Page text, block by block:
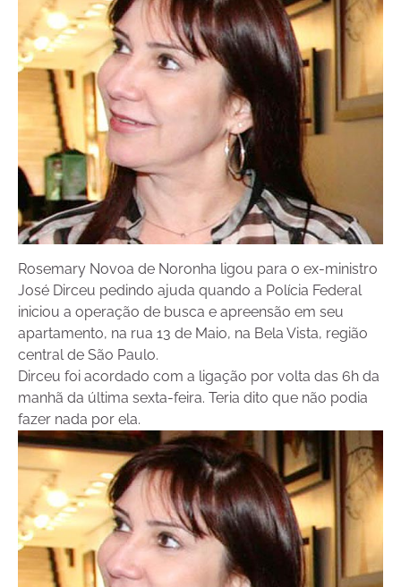
Rosemary Novoa de Noronha ligou para o ex-ministro
José Dirceu pedindo ajuda quando a Polícia Federal
iniciou a operação de busca e apreensão em seu
apartamento, na rua 13 de Maio, na Bela Vista, região
central de São Paulo.
Dirceu foi acordado com a ligação por volta das 6h da
manhã da última sexta-feira. Teria dito que não podia
fazer nada por ela.